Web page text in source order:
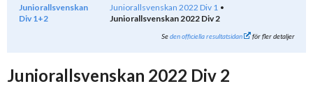
Juniorallsvenskan
Div 1+2
Juniorallsvenskan 2022 Div 1
Juniorallsvenskan 2022 Div 2
Seden officiella resultatsidan för fler detaljer
Juniorallsvenskan 2022 Div 2